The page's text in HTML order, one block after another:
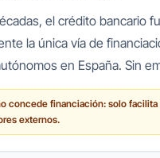
el crédito bancario
la única vía de
en España. Sin
ha surgido un cambio de
empresas recurren a...
concede financiación: solo
externos.